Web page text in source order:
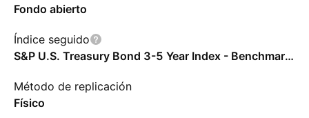
Fondo abierto
Índice seguido
S&P U.S. Treasury Bond 3-5 Year Index - Benchmark TR Net
Método de replicación
Físico